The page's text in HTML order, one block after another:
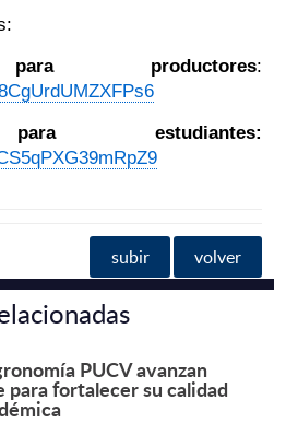
productores:
estudiantes:
subir volver
PUCV avanzan
para fortalecer su calidad